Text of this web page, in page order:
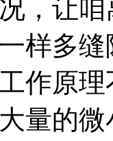
，让
样多
作原
量的